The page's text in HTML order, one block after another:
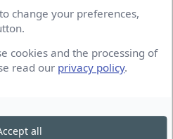
de Nouvelle-Zélande
et cinéma
change your preferences,
cookies and the processing of
read our privacy policy.
all